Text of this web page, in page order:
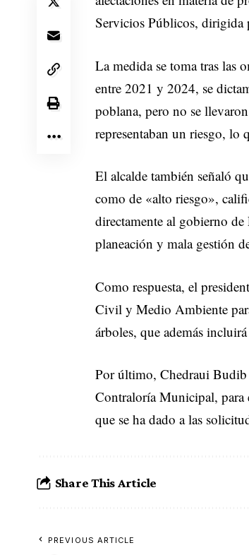
Servicios Públicos, dirigida
La medida se toma tras las
entre 2021 y 2024, se
poblana, pero no se
representaban un riesgo, lo
El alcalde también señaló
como de «alto riesgo»,
directamente al gobierno
planeación y mala gestión
Como respuesta, el
Civil y Medio Ambiente
árboles, que además
Por último, Chedraui Budib
Contraloría Municipal, para
que se ha dado a las
Share This Article
PREVIOUS ARTICLE